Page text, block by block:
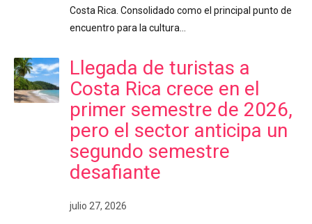
Costa Rica. Consolidado como el principal punto de
encuentro para la cultura…
Llegada de turistas a
Costa Rica crece en el
primer semestre de 2026,
pero el sector anticipa un
segundo semestre
desafiante
julio 27, 2026